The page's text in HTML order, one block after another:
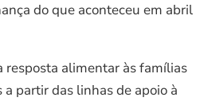
do que aconteceu em abril
resposta alimentar às famílias
partir das linhas de apoio à